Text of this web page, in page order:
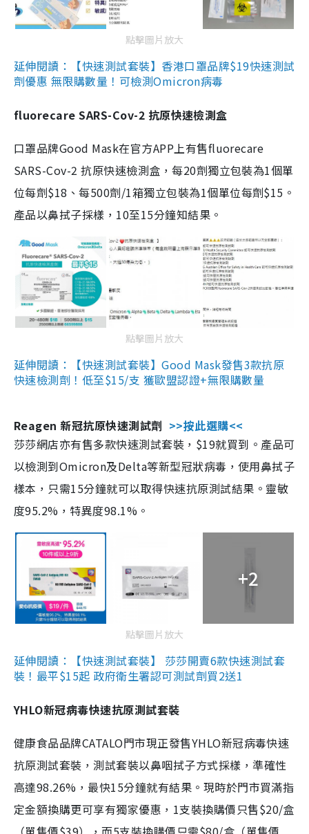
點擊圖片放大
延伸閱讀：【快速測試套裝】香港口罩品牌$19快速測試
劑優惠 無限購數量！可檢測Omicron病毒
fluorecare SARS-Cov-2 抗原快速檢測盒
口罩品牌Good Mask在官方APP上有售fluorecare
SARS-Cov-2 抗原快速檢測盒，每20劑獨立包裝為1個單
位每劑$18、每500劑/1箱獨立包裝為1個單位每劑$15。
產品以鼻拭子採樣，10至15分鐘知結果。
點擊圖片放大
延伸閱讀：【快速測試套裝】Good Mask發售3款抗原
快速檢測劑！低至$15/支 獲歐盟認證+無限購數量
Reagen 新冠抗原快速測試劑 >>按此選購<<
莎莎網店亦有售多款快速測試套裝，$19就買到。產品可
以檢測到Omicron及Delta等新型冠狀病毒，使用鼻拭子
樣本，只需15分鐘就可以取得快速抗原測試結果。靈敏
度95.2%，特異度98.1%。
+2
點擊圖片放大
延伸閱讀：【快速測試套裝】 莎莎開賣6款快速測試套
裝！最平$15起 政府衛生署認可測試劑買2送1
YHLO新冠病毒快速抗原測試套裝
健康食品品牌CATALO門市現正發售YHLO新冠病毒快速
抗原測試套裝，測試套裝以鼻咽拭子方式採樣，準確性
高達98.26%，最快15分鐘就有結果。現時於門市買滿指
定金額換購更可享有獨家優惠，1支裝換購價只售$20/盒